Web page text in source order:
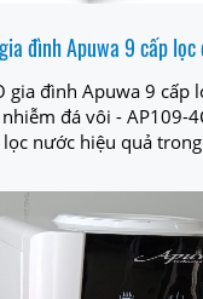
đình Apuwa 9 cấp
gia đình Apuwa 9 cấp
đá vôi - AP109-
nước hiệu quả